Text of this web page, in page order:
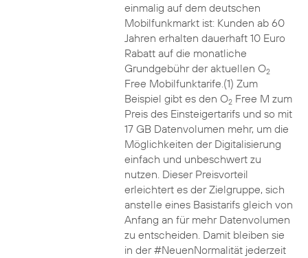
einmalig auf dem deutschen
Mobilfunkmarkt ist: Kunden ab 60
Jahren erhalten dauerhaft 10 Euro
Rabatt auf die monatliche
Grundgebühr der aktuellen O2
Free Mobilfunktarife.(1) Zum
Beispiel gibt es den O2Free M zum
Preis des Einsteigertarifs und so mit
17 GB Datenvolumen mehr, um die
Möglichkeiten der Digitalisierung
einfach und unbeschwert zu
nutzen. Dieser Preisvorteil
erleichtert es der Zielgruppe, sich
anstelle eines Basistarifs gleich von
Anfang an für mehr Datenvolumen
zu entscheiden. Damit bleiben sie
in der #NeuenNormalität jederzeit